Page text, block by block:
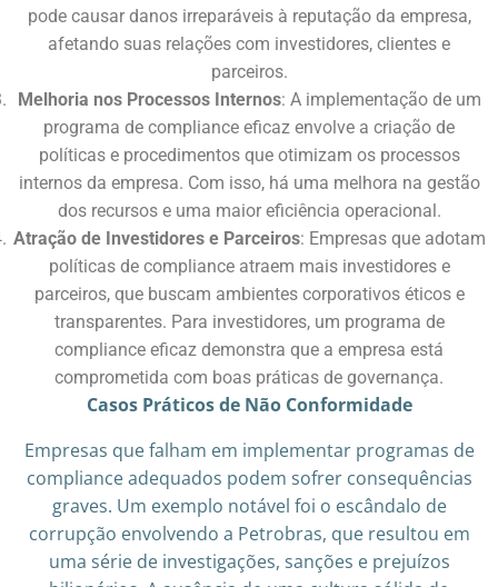
pode causar danos irreparáveis à reputação da empresa,
afetando suas relações com investidores, clientes e
parceiros.
Melhoria nos Processos Internos: A implementação de um
programa de compliance eficaz envolve a criação de
políticas e procedimentos que otimizam os processos
internos da empresa. Com isso, há uma melhora na gestão
dos recursos e uma maior eficiência operacional.
Atração de Investidores e Parceiros: Empresas que adotam
políticas de compliance atraem mais investidores e
parceiros, que buscam ambientes corporativos éticos e
transparentes. Para investidores, um programa de
compliance eficaz demonstra que a empresa está
comprometida com boas práticas de governança.
Casos Práticos de Não Conformidade
Empresas que falham em implementar programas de
compliance adequados podem sofrer consequências
graves. Um exemplo notável foi o escândalo de
corrupção envolvendo a Petrobras, que resultou em
uma série de investigações, sanções e prejuízos